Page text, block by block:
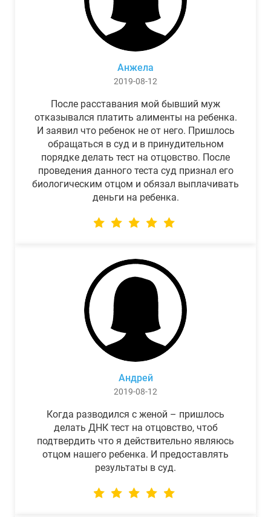
Анжела
2019-08-12
После расставания мой бывший муж
отказывался платить алименты на ребенка.
И заявил что ребенок не от него. Пришлось
обращаться в суд и в принудительном
порядке делать тест на отцовство. После
проведения данного теста суд признал его
биологическим отцом и обязал выплачивать
деньги на ребенка.
Андрей
2019-08-12
Когда разводился с женой – пришлось
делать ДНК тест на отцовство, чтоб
подтвердить что я действительно являюсь
отцом нашего ребенка. И предоставлять
результаты в суд.